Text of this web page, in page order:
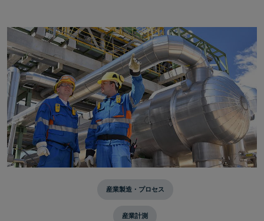
産業製造・プロセス
産業計測